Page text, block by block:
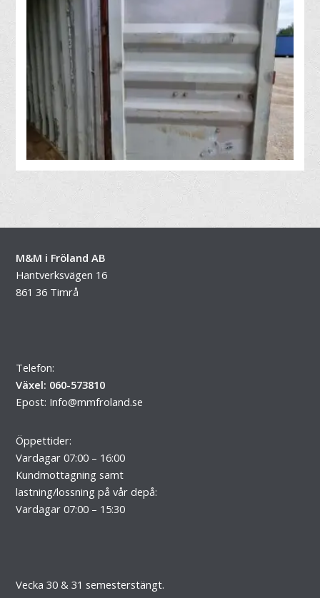
M&M i Fröland AB
Hantverksvägen 16
861 36 Timrå
Telefon:
Växel: 060-573810
Epost: Info@mmfroland.se
Öppettider:
Vardagar 07:00 – 16:00
Kundmottagning samt
lastning/lossning på vår depå:
Vardagar 07:00 – 15:30
Vecka 30 & 31 semesterstängt.